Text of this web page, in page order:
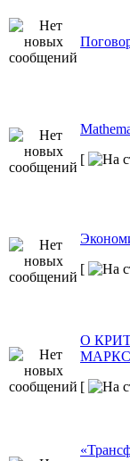
[
[
О
[